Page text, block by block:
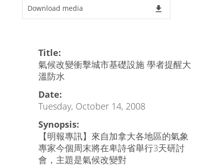
Download media file_download
Title:
氣候改變衝擊城市基礎設施 學者提醒大
溫防水
Date:
Tuesday, October 14, 2008
Synopsis:
【明報專訊】來自加拿大各地區的氣象
專家今個周末將在卑詩省舉行3天研討
會，主題是氣候改變對